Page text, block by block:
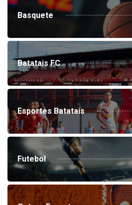
Basquete
Batatais FC
Esportes Batatais
Futebol